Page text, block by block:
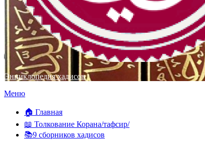
Энциклопедия хадисов
Перейти
содержимому
Меню
🏠 Главная
📖 Толкование Корана/тафсир/
📚9 сборников хадисов